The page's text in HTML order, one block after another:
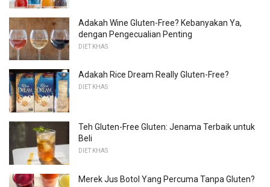
Adakah Wine Gluten-Free? Kebanyakan Ya,
dengan Pengecualian Penting
DIET KHAS
Adakah Rice Dream Really Gluten-Free?
DIET KHAS
Teh Gluten-Free Gluten: Jenama Terbaik untuk
Beli
DIET KHAS
Merek Jus Botol Yang Percuma Tanpa Gluten?